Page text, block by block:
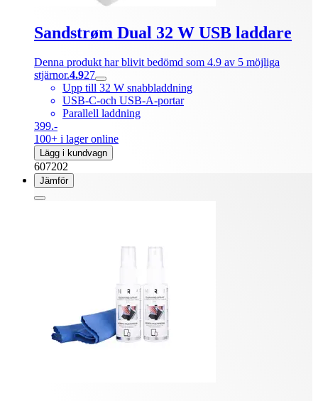
Sandstrøm Dual 32 W USB laddare
Denna produkt har blivit bedömd som 4.9 av 5 möjliga
stjärnor.4.927
Upp till 32 W snabbladdning
USB-C-och USB-A-portar
Parallell laddning
399.-
100+ i lager online
Lägg i kundvagn
607202
Jämför